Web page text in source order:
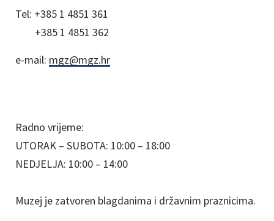
Tel: +385 1 4851 361
+385 1 4851 362
e-mail: mgz@mgz.hr
Radno vrijeme:
UTORAK – SUBOTA: 10:00 – 18:00
NEDJELJA: 10:00 – 14:00
Muzej je zatvoren blagdanima i državnim praznicima.